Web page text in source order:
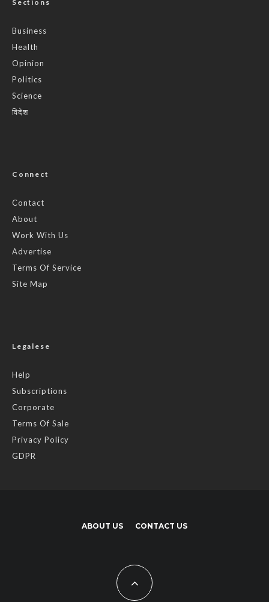
Sections
Business
Health
Opinion
Politics
Science
विदेश
Connect
Contact
About
Work With Us
Advertise
Terms Of Service
Site Map
Legalese
Help
Subscriptions
Corporate
Terms Of Sale
Privacy Policy
GDPR
ABOUT US CONTACT US